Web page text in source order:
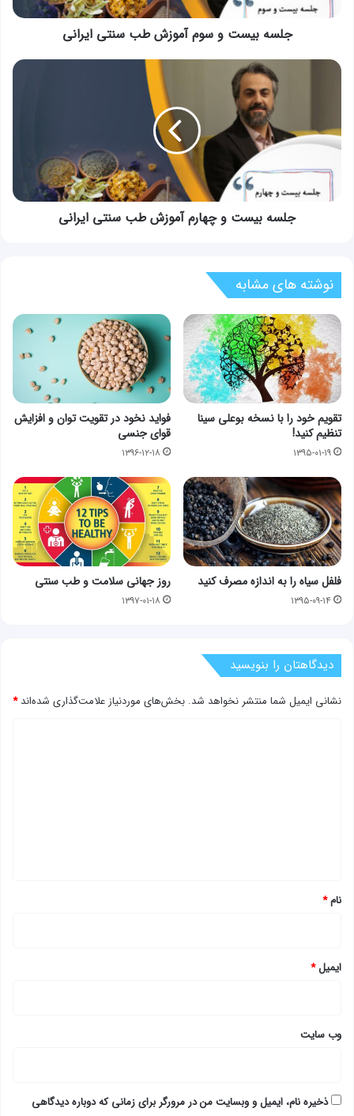
جلسه بیست و سوم آموزش طب سنتی ایرانی
جلسه
آموزش
طب
سنتی
ایرانی
جلسه بیست و چهارم آموزش طب سنتی ایرانی
نوشته های مشابه
تقویم خود را با نسخه بوعلی سینا
تنظیم کنید!
۱۳۹۵-۰۱-۱۹
فواید نخود در تقویت توان و افزایش
قوای جنسی
۱۳۹۶-۱۲-۱۸
فلفل سیاه را به اندازه مصرف کنید
۱۳۹۵-۰۹-۱۴
روز جهانی سلامت و طب سنتی
۱۳۹۷-۰۱-۱۸
دیدگاهتان را بنویسید
نشانی ایمیل شما منتشر نخواهد شد. بخش‌های موردنیاز علامت‌گذاری شده‌اند*
نام*
ایمیل*
وب‌ سایت
ذخیره نام، ایمیل و وبسایت من در مرورگر برای زمانی که دوباره دیدگاهی